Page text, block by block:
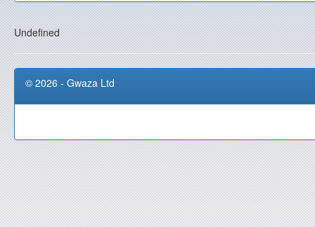
Undefined
© 2026 - Gwaza Ltd